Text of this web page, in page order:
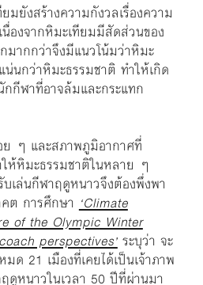
มยังสร้างความกังวลเรื่องความ
องจากหิมะเทียมมีสัดส่วนของ
ากกว่าจึงมีแนวโน้มว่าหิมะ
น่นกว่าหิมะธรรมชาติ ทำให้เกิด
กีฬาที่อาจล้มและกระแทก
ๆ และสภาพภูมิอากาศที่
ห้หิมะธรรมชาติในหลาย ๆ
เล่นกีฬาฤดูหนาวจึงต้องพึ่งพา
คต การศึกษา‘Climate
of the Olympic Winter
perspectives’ระบุว่า จะ
ด 21 เมืองที่เคยได้เป็นเจ้าภาพ
ดูหนาวในเวลา 50 ปีที่ผ่านมา